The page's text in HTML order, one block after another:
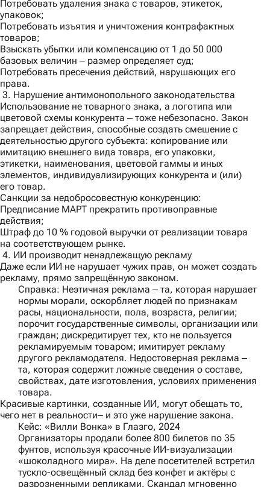
Потребовать удаления знака с товаров, этикеток,
упаковок;
Потребовать изъятия и уничтожения контрафактных
товаров;
Взыскать убытки или компенсацию от 1 до 50 000
базовых величин ‒ размер определяет суд;
Потребовать пресечения действий, нарушающих его
права.
3. Нарушение антимонопольного законодательства
Использование не товарного знака, а логотипа или
цветовой схемы конкурента ‒ тоже небезопасно. Закон
запрещает действия, способные создать смешение с
деятельностью другого субъекта: копирование или
имитацию внешнего вида товара, его упаковки,
этикетки, наименования, цветовой гаммы и иных
элементов, индивидуализирующих конкурента и (или)
его товар.
Санкции за недобросовестную конкуренцию:
Предписание МАРТ прекратить противоправные
действия;
Штраф до 10 % годовой выручки от реализации товара
на соответствующем рынке.
4. ИИ производит ненадлежащую рекламу
Даже если ИИ не нарушает чужих прав, он может создать
рекламу, прямо запрещённую законом.
Справка: Неэтичная реклама ‒ та, которая нарушает
нормы морали, оскорбляет людей по признакам
расы, национальности, пола, возраста, религии;
порочит государственные символы, организации или
граждан; дискредитирует тех, кто не пользуется
рекламируемым товаром; имитирует рекламу
другого рекламодателя. Недостоверная реклама ‒
та, которая содержит ложные сведения о составе,
свойствах, дате изготовления, условиях применения
товара.
Красивые картинки, созданные ИИ, могут обещать то,
чего нет в реальности‒ и это уже нарушение закона.
Кейс: «Вилли Вонка» в Глазго, 2024
Организаторы продали более 800 билетов по 35
фунтов, используя красочные ИИ-визуализации
«шоколадного мира». На деле посетителей встретил
тускло-освещённый склад без конфет и актёры с
разрозненными репликами. Скандал мгновенно